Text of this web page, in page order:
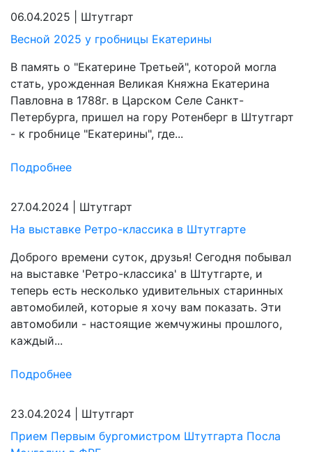
06.04.2025
Штутгарт
Весной 2025 у гробницы Екатерины
В память о "Екатерине Третьей", которой могла
стать, урожденная Великая Княжна Екатерина
Павловна в 1788г. в Царском Селе Санкт-
Петербурга, пришел на гору Ротенберг в Штутгарт
- к гробнице "Екатерины", где...
Подробнее
27.04.2024
Штутгарт
На выставке Ретро-классика в Штутгарте
Доброго времени суток, друзья! Сегодня побывал
на выставке 'Ретро-классика' в Штутгарте, и
теперь есть несколько удивительных старинных
автомобилей, которые я хочу вам показать. Эти
автомобили - настоящие жемчужины прошлого,
каждый...
Подробнее
23.04.2024
Штутгарт
Прием Первым бургомистром Штутгарта Посла